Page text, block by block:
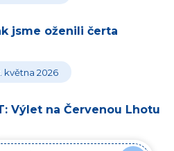
jsme oženili čerta
května 2026
Výlet na Červenou Lhotu